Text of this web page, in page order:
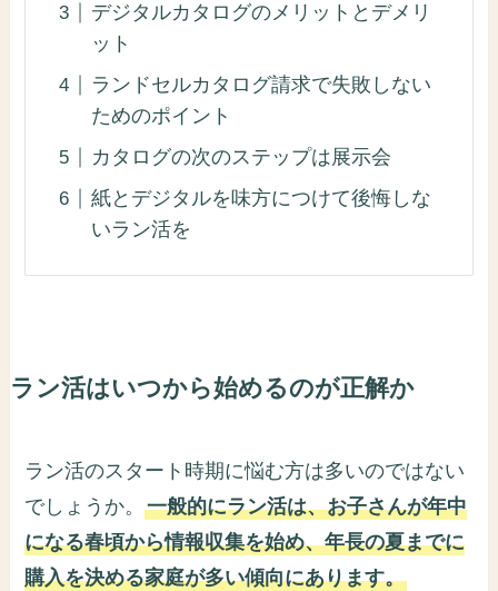
デジタルカタログのメリットとデメリ
ット
ランドセルカタログ請求で失敗しない
ためのポイント
カタログの次のステップは展示会
紙とデジタルを味方につけて後悔しな
いラン活を
ラン活はいつから始めるのが正解か
ラン活のスタート時期に悩む方は多いのではない
でしょうか。一般的にラン活は、お子さんが年中
になる春頃から情報収集を始め、年長の夏までに
購入を決める家庭が多い傾向にあります。